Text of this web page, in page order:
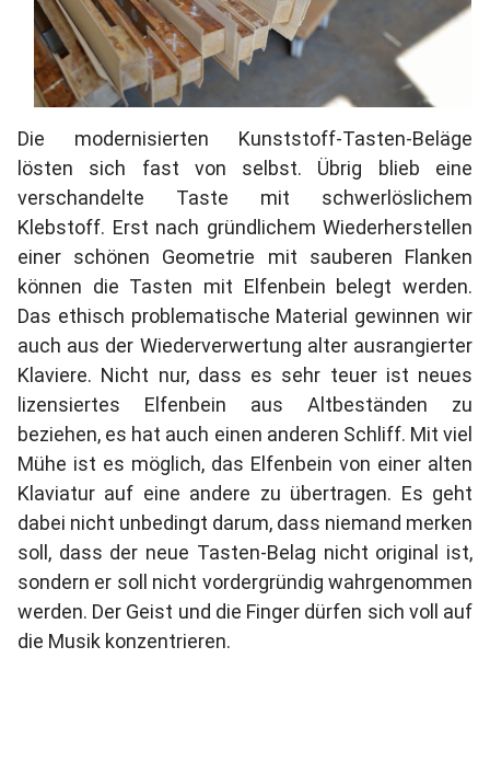
Die modernisierten Kunststoff-Tasten-Beläge
lösten sich fast von selbst. Übrig blieb eine
verschandelte Taste mit schwerlöslichem
Klebstoff. Erst nach gründlichem Wiederherstellen
einer schönen Geometrie mit sauberen Flanken
können die Tasten mit Elfenbein belegt werden.
Das ethisch problematische Material gewinnen wir
auch aus der Wiederverwertung alter ausrangierter
Klaviere. Nicht nur, dass es sehr teuer ist neues
lizensiertes Elfenbein aus Altbeständen zu
beziehen, es hat auch einen anderen Schliff. Mit viel
Mühe ist es möglich, das Elfenbein von einer alten
Klaviatur auf eine andere zu übertragen. Es geht
dabei nicht unbedingt darum, dass niemand merken
soll, dass der neue Tasten-Belag nicht original ist,
sondern er soll nicht vordergründig wahrgenommen
werden. Der Geist und die Finger dürfen sich voll auf
die Musik konzentrieren.